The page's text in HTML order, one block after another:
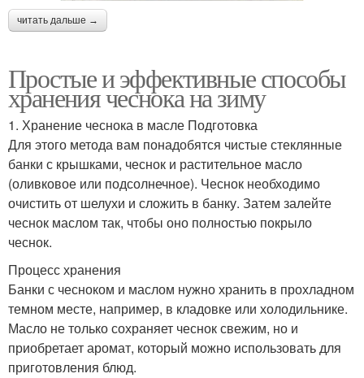
читать дальше →
Простые и эффективные способы
хранения чеснока на зиму
1. Хранение чеснока в масле Подготовка
Для этого метода вам понадобятся чистые стеклянные
банки с крышками, чеснок и растительное масло
(оливковое или подсолнечное). Чеснок необходимо
очистить от шелухи и сложить в банку. Затем залейте
чеснок маслом так, чтобы оно полностью покрыло
чеснок.
Процесс хранения
Банки с чесноком и маслом нужно хранить в прохладном
темном месте, например, в кладовке или холодильнике.
Масло не только сохраняет чеснок свежим, но и
приобретает аромат, который можно использовать для
приготовления блюд.